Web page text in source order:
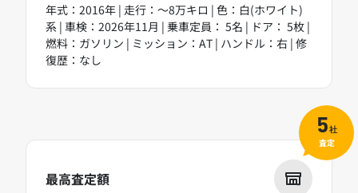
年式：2016年 | 走行：～8万キロ | 色：白(ホワイト)
系 | 車検：2026年11月 | 乗車定員： 5名 | ドア： 5枚 |
燃料：ガソリン | ミッション：AT | ハンドル：右 | 修
復歴：なし
最高査定額
5社
査定